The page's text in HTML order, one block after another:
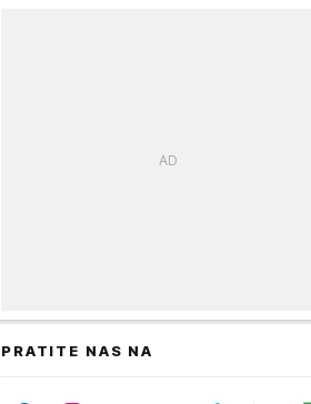
PRATITE NAS NA